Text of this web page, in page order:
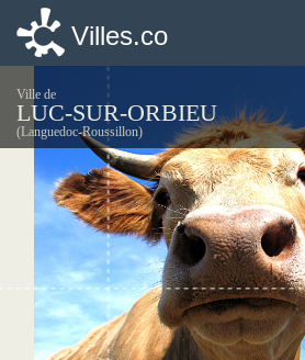
Villes.co
Ville de
LUC-SUR-ORBIEU
(Languedoc-Roussillon)
Villes.co